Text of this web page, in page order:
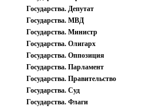
Государства. Депутат
Государства. МВД
Государства. Министр
Государства. Олигарх
Государства. Оппозиция
Государства. Парламент
Государства. Правительство
Государства. Суд
Государства. Флаги